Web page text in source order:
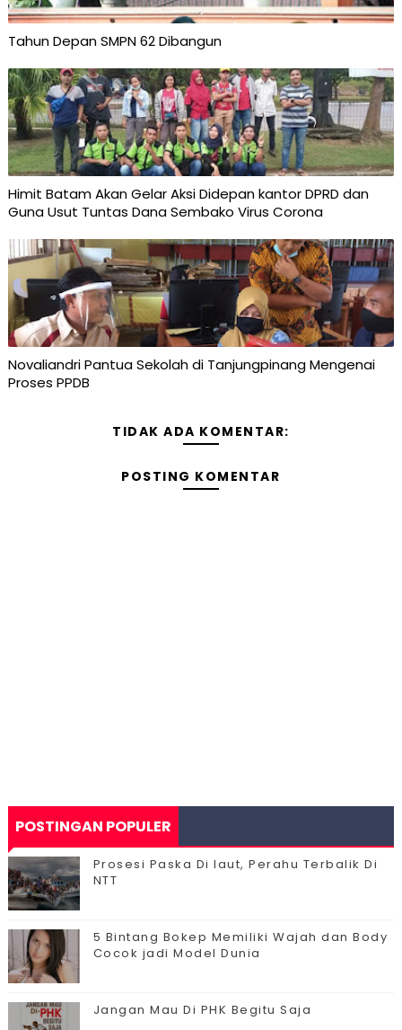
Tahun Depan SMPN 62 Dibangun
Himit Batam Akan Gelar Aksi Didepan kantor DPRD dan
Guna Usut Tuntas Dana Sembako Virus Corona
Novaliandri Pantua Sekolah di Tanjungpinang Mengenai
Proses PPDB
TIDAK ADA KOMENTAR:
POSTING KOMENTAR
POSTINGAN POPULER
Prosesi Paska Di laut, Perahu Terbalik Di
NTT
5 Bintang Bokep Memiliki Wajah dan Body
Cocok jadi Model Dunia
Jangan Mau Di PHK Begitu Saja